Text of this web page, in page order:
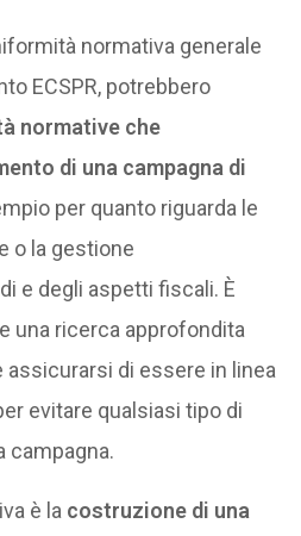
normativa generale
ECSPR, potrebbero
normative che
di una campagna di
per quanto riguarda le
o la gestione
e degli aspetti fiscali. È
una ricerca approfondita
di essere in linea
evitare qualsiasi tipo di
campagna.
è la costruzione di una